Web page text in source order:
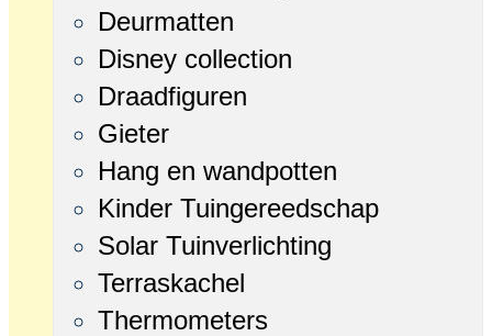
Deurmatten
Disney collection
Draadfiguren
Gieter
Hang en wandpotten
Kinder Tuingereedschap
Solar Tuinverlichting
Terraskachel
Thermometers